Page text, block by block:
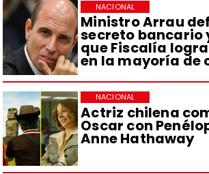
Ministro Arrau
secreto bancario
que Fiscalía
en la mayoría de
NACIONAL
Actriz chilena
Oscar con
Anne Hathaway
NACIONAL